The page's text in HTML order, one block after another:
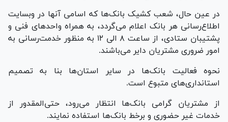
در عین حال، شعب کشیک بانک‌ها که اسامی آنها در وبسایت
اطلاع‌رسانی هر بانک اعلام می‌گردد، به همراه واحد‌های فنی و
پشتیبان ستادی، از ساعت ٨ الی ۱۲ به منظور خدمت‌رسانی به
امور ضروری مشتریان دایر می‌باشند.
نحوه فعالیت بانک‌ها در سایر استان‌ها بنا به تصمیم
استانداری‌های متبوع است.
از مشتریان گرامی بانک‌ها انتظار می‌رود، حتی‌المقدور از
خدمات غیر حضوری و برخط بانک‌ها استفاده نمایند.